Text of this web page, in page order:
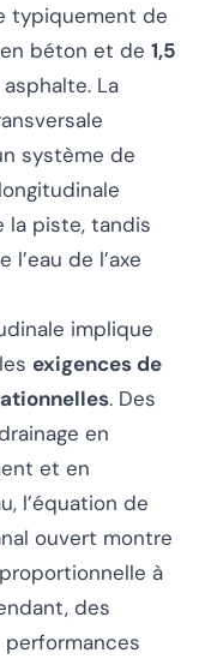
typiquement de
béton et de 1,5
La
système de
la piste, tandis
de l’axe
implique
exigences de
. Des
en
et en
l’équation de
ouvert montre
à
des